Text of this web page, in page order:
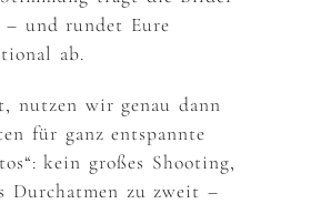
– und rundet Eure
ab.
nutzen wir genau dann
für ganz entspannte
kein großes Shooting,
Durchatmen zu zweit –